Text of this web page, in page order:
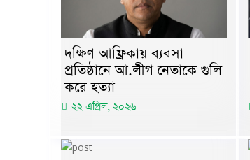
দক্ষিণ আফ্রিকায় ব্যবসা
প্রতিষ্ঠানে আ.লীগ নেতাকে গুলি
করে হত্যা
২২ এপ্রিল, ২০২৬